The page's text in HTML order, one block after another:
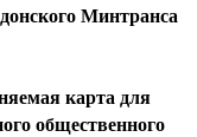
Минтранса
карта для
общественного